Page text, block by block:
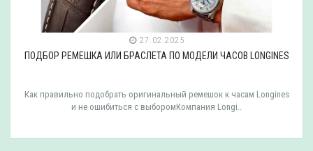
27.02.2025
ПОДБОР РЕМЕШКА ИЛИ БРАСЛЕТА ПО МОДЕЛИ ЧАСОВ LONGINES
Как правильно подобрать оригинальный ремешок к часам Longines
и не ошибиться с выборомКомпания Longi..